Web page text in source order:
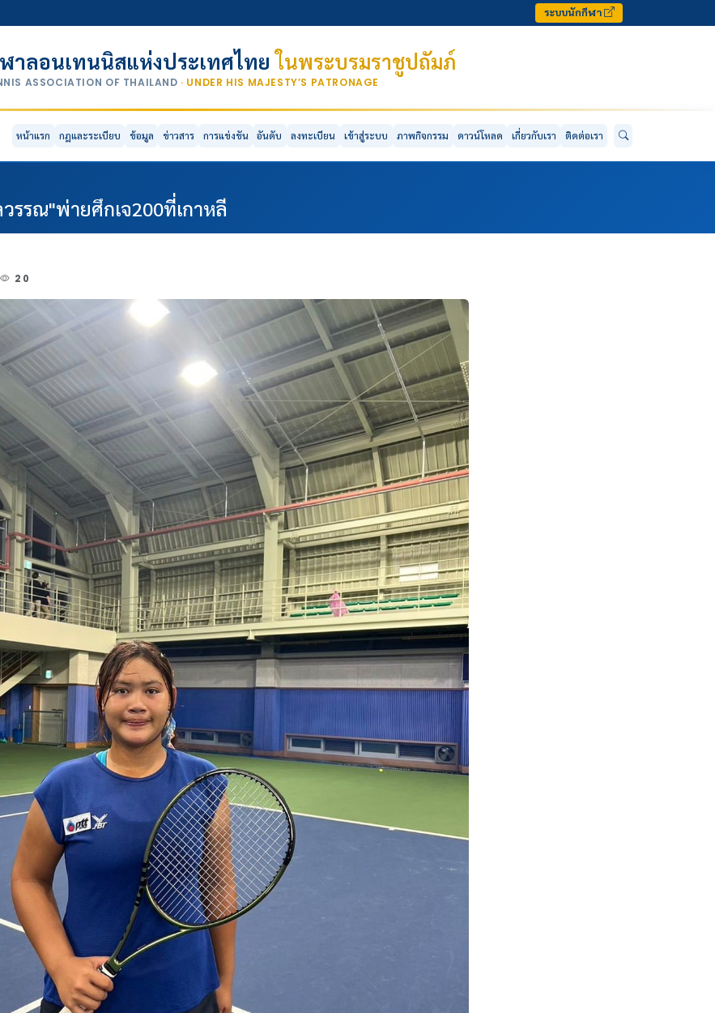
ระบบนักกีฬา
าลอนเทนนิสแห่งประเทศไทยในพระบรมราชูปถัมภ์
ASSOCIATION OF THAILAND · UNDER HIS MAJESTY’S PATRONAGE
หน้าแรก กฎและระเบียบ ข้อมูล ข่าวสาร การแข่งขัน อันดับ ลงทะเบียน เข้าสู่ระบบ ภาพกิจกรรม ดาวน์โหลด เกี่ยวกับเรา ติดต่อเรา
รรณ"พ่ายศึกเจ200ที่เกาหลี
20